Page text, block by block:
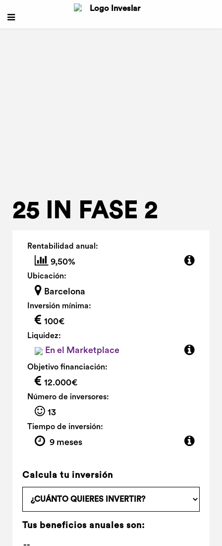
25 IN FASE 2
Rentabilidad anual:
9,50%
Ubicación:
Barcelona
Inversión mínima:
100€
Liquidez:
En el Marketplace
Objetivo financiación:
12.000€
Número de inversores:
13
Tiempo de inversión:
9 meses
Calcula tu inversión
Tus beneficios anuales son: